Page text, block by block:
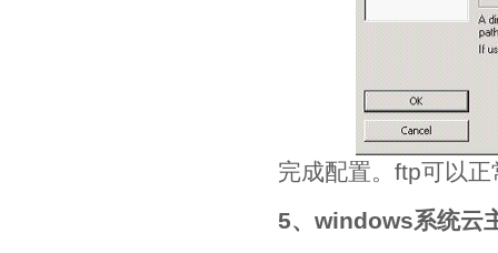
完成配置。ftp可以正
5、windows系统云